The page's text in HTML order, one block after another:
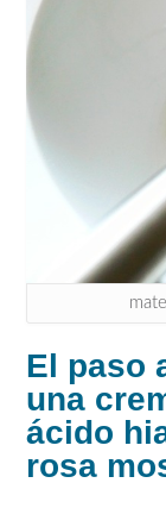
El paso
una
ácido
rosa